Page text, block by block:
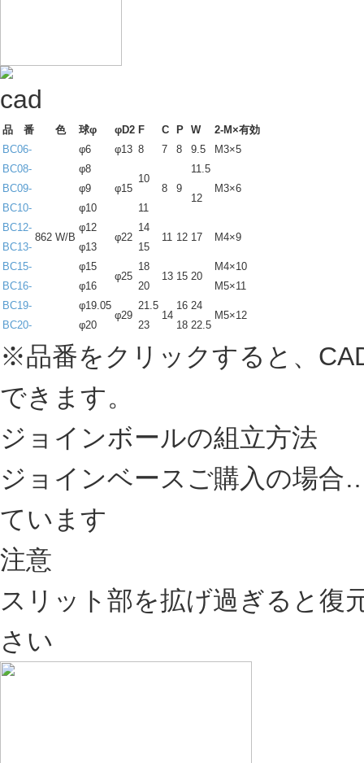
品 番 色 球φ φD2 F C P W
2-M×有効
BC06-
862 W/B
φ6 φ13 8 7 8 9.5
M3×5
BC08-
φ8
φ15
10
8
9
11.5
M3×6
BC09-
φ9
12
BC10-
φ10
11
BC12-
φ12
φ22
14
11 12 17
M4×9
BC13-
φ13
15
BC15-
φ15
φ25
18
13 15 20
M4×10
BC16-
φ16 20
M5×11
BC19-
φ19.05
φ29
21.5
14
16 24
M5×12
BC20-
φ20 23 18 22.5
※品番をクリックすると、
できます。
ジョインボールの組立方法
ジョインベースご購入の場
ています
注意
スリット部を拡げ過ぎると復
さい